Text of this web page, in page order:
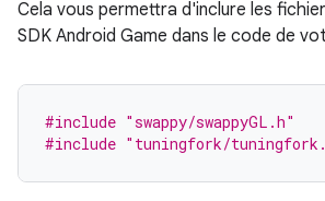
Cela vous permettra d'inclure les
SDK Android Game dans le code de
#include "swappy/swappyGL.h"
#include "tuningfork/